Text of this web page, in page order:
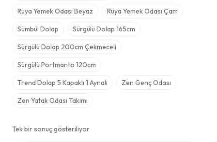
Rüya Yemek Odası Beyaz Rüya Yemek Odası Çam
Sümbül Dolap Sürgülü Dolap 165cm
Sürgülü Dolap 200cm Çekmeceli
Sürgülü Portmanto 120cm
Trend Dolap 5 Kapaklı 1 Aynalı Zen Genç Odası
Zen Yatak Odası Takımı
Tek bir sonuç gösteriliyor